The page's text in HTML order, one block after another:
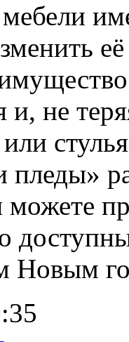
и, не
пледы»
можете
Новым